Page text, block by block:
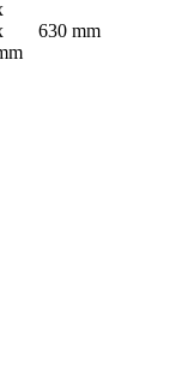
630 mm